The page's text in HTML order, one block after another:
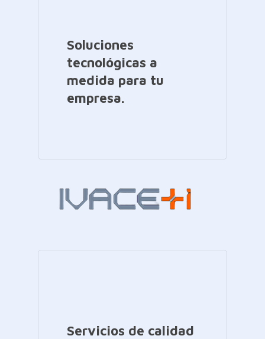
Soluciones
tecnológicas a
medida para tu
empresa.
Servicios de calidad